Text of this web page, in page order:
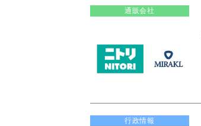
通販会社
行政情報